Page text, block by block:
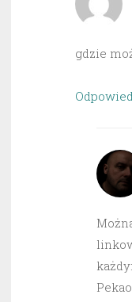
gdzie